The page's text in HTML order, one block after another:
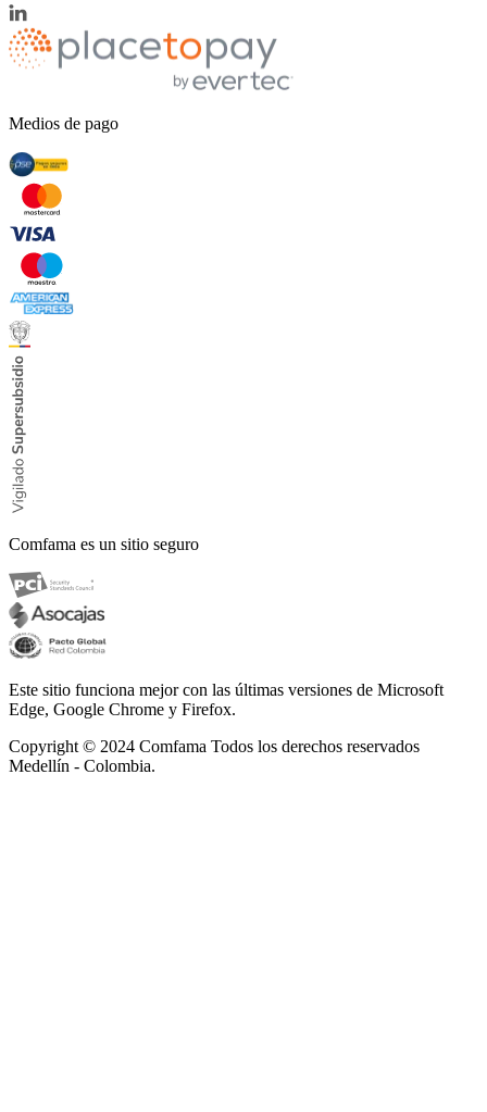
Medios de pago
Comfama es un sitio seguro
Este sitio funciona mejor con las últimas versiones de Microsoft
Edge, Google Chrome y Firefox.
Copyright © 2024 Comfama Todos los derechos reservados
Medellín - Colombia.